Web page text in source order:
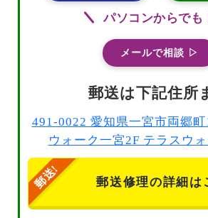
パソコンからでも
メールで相談 ▷
郵送は下記住所
491-0022 愛知県一宮市両郷
ウォーク一宮2F テラスウ
郵送修理の詳細は